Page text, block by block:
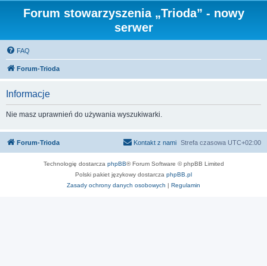
Forum stowarzyszenia „Trioda” - nowy
serwer
FAQ
Forum-Trioda
Informacje
Nie masz uprawnień do używania wyszukiwarki.
Forum-Trioda Strefa czasowa UTC+02:00
Kontakt z nami
Technologię dostarcza phpBB® Forum Software © phpBB Limited
Polski pakiet językowy dostarcza phpBB.pl
Zasady ochrony danych osobowych | Regulamin